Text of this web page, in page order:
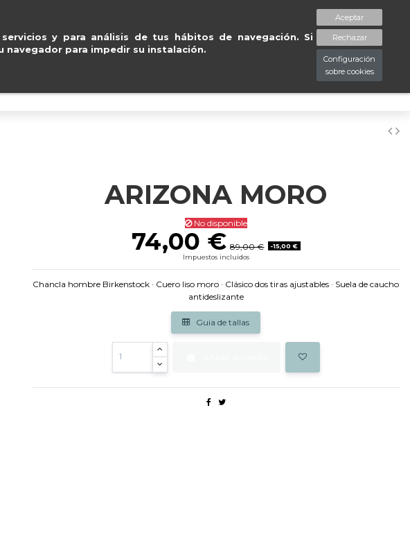
y para análisis de tus hábitos de navegación. Si
navegador para impedir su instalación.
Aceptar
Rechazar
Configuración
sobre cookies
Entregas gratuitas en península en 24/
Lista de deseos (
ARIZONA MORO
No disponible
74,00 € 89,00 €
-15,00 €
Impuestos incluidos
Chancla hombre Birkenstock · Cuero liso moro · Clásico dos tiras ajustables · Suela de caucho
antideslizante
Guia de tallas